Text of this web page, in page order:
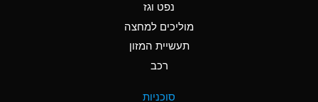
Ammonium Nitrate
Ammonium Nitrite
Ammonium Persulfate
נפט וגז
מוליכים למחצה
תעשיית המזון
רכב
סוכניות